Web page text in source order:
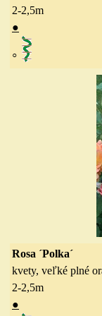
2-2,5m
●
◦
Rosa ´Polka´
kvety, veľké plné
2-2,5m
●